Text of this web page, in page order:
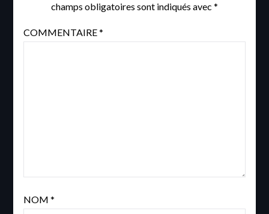
champs obligatoires sont indiqués avec *
COMMENTAIRE*
NOM *